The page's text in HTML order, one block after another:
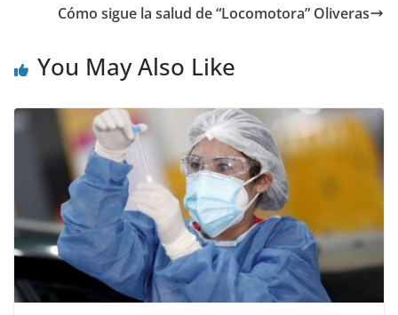
Cómo sigue la salud de “Locomotora” Oliveras
You May Also Like